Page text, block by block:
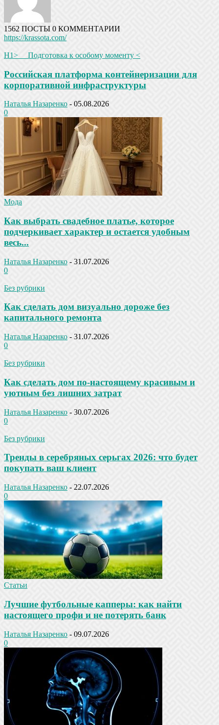
1562 ПОСТЫ 0 КОММЕНТАРИИ
https://krassota.com/
H1>__ Подготовка к особому моменту <
Российская платформа контейнеризации для
корпоративной инфраструктуры
Наталья Назаренко - 05.08.2026
0
Мода
Как выбрать свадебное платье, которое
подчеркивает характер и остается удобным
весь...
Наталья Назаренко - 31.07.2026
0
Без рубрики
Как сделать дом визуально дороже без
капитального ремонта
Наталья Назаренко - 31.07.2026
0
Без рубрики
Как сделать дом по-настоящему красивым и
уютным без лишних затрат
Наталья Назаренко - 30.07.2026
0
Без рубрики
Тренды в серебряных серьгах 2026: что будет
покупать ваш клиент
Наталья Назаренко - 22.07.2026
0
Статьи
Лучшие футбольные капперы: как найти
настоящего профи и не потерять банк
Наталья Назаренко - 09.07.2026
0